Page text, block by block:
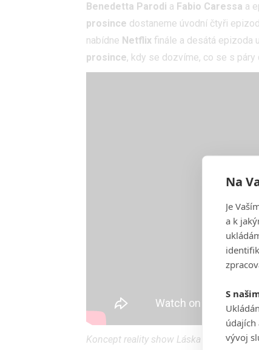
Benedetta Parodi a Fabio Caressa a
prosince dostaneme úvodní čtyři
nabídne Netflix finále a desátá epizoda
prosince, kdy se dozvíme, co se s páry
Koncept reality show Láska je slepá
Na
Je
a k
S
údajích
vývoj